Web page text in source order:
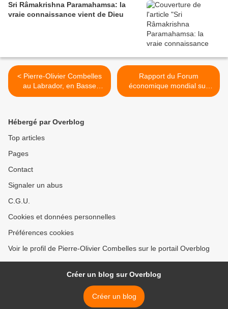
Sri Râmakrishna Paramahamsa: la
vraie connaissance vient de Dieu
< Pierre-Olivier Combelles
au Labrador, en Basse
Côte-Nord, sur les traces
Rapport du Forum
économique mondial sur
l'écart entre les hommes et
Hébergé par Overblog
Top articles
Pages
Contact
Signaler un abus
C.G.U.
Cookies et données personnelles
Préférences cookies
Voir le profil de Pierre-Olivier Combelles sur le portail Overblog
Créer un blog sur Overblog
Créer un blog